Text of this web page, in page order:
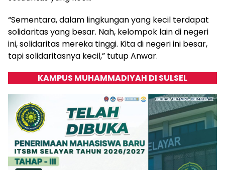
“Sementara, dalam lingkungan yang kecil terdapat
solidaritas yang besar. Nah, kelompok lain di negeri
ini, solidaritas mereka tinggi. Kita di negeri ini besar,
tapi solidaritasnya kecil,” tutup Anwar.
KAMPUS MUHAMMADIYAH DI SULSEL